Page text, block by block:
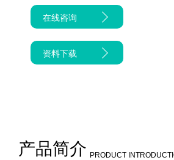
在线咨询
资料下载
产品简介 PRODUCT